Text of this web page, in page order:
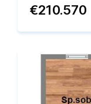
€210.570